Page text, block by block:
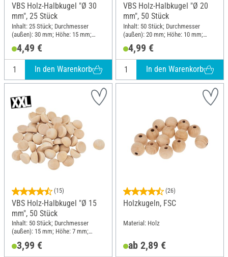
VBS Holz-Halbkugel "Ø 30
mm", 25 Stück
Inhalt: 25 Stück; Durchmesser
(außen): 30 mm; Höhe: 15 mm;
4,49 €
In den Warenkorb
VBS Holz-Halbkugel "Ø 20
mm", 50 Stück
Inhalt: 50 Stück; Durchmesser
(außen): 20 mm; Höhe: 10 mm;
4,99 €
In den Warenkorb
(15)
VBS Holz-Halbkugel "Ø 15
mm", 50 Stück
Inhalt: 50 Stück; Durchmesser
(außen): 15 mm; Höhe: 7 mm;
3,99 €
(26)
Holzkugeln, FSC
Material: Holz
ab 2,89 €